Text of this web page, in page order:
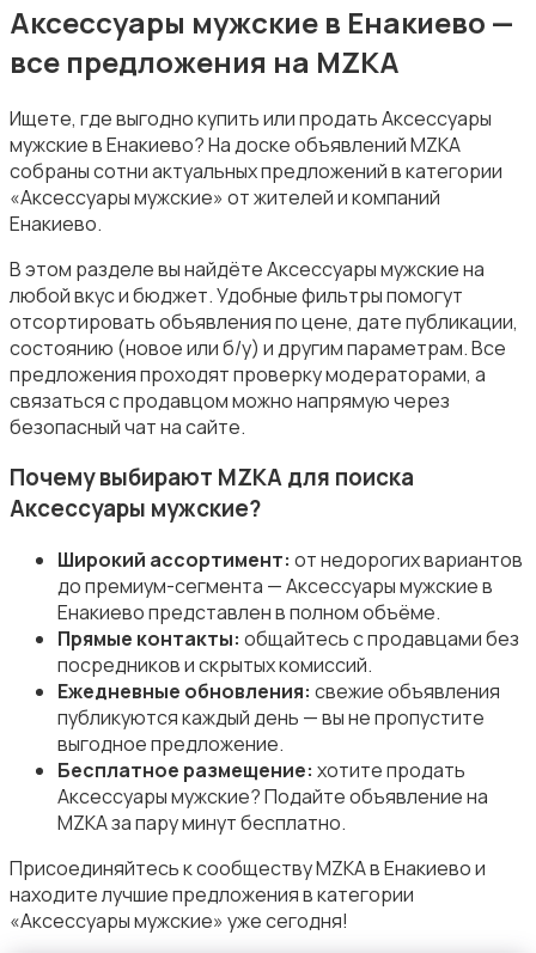
Рубашки
Свитеры и толстовки
Спецодежда
Спортивная одежда
Аксессуары мужские в Енакиево —
все предложения на MZKA
Ищете, где выгодно купить или продать Аксессуары
мужские в Енакиево? На доске объявлений MZKA
собраны сотни актуальных предложений в категории
«Аксессуары мужские» от жителей и компаний
Енакиево.
В этом разделе вы найдёте Аксессуары мужские на
любой вкус и бюджет. Удобные фильтры помогут
отсортировать объявления по цене, дате публикации,
состоянию (новое или б/у) и другим параметрам. Все
предложения проходят проверку модераторами, а
связаться с продавцом можно напрямую через
безопасный чат на сайте.
Почему выбирают MZKA для поиска
Аксессуары мужские?
Широкий ассортимент: от недорогих вариантов
до премиум-сегмента — Аксессуары мужские в
Енакиево представлен в полном объёме.
Прямые контакты: общайтесь с продавцами без
посредников и скрытых комиссий.
Ежедневные обновления: свежие объявления
публикуются каждый день — вы не пропустите
выгодное предложение.
Бесплатное размещение: хотите продать
Аксессуары мужские? Подайте объявление на
MZKA за пару минут бесплатно.
Присоединяйтесь к сообществу MZKA в Енакиево и
находите лучшие предложения в категории
«Аксессуары мужские» уже сегодня!